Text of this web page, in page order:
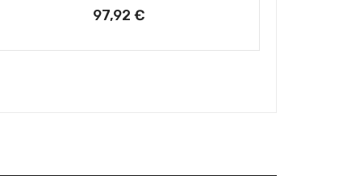
97,92 €